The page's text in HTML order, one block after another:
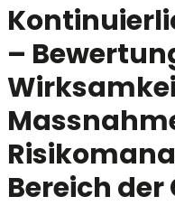
–
Bereich